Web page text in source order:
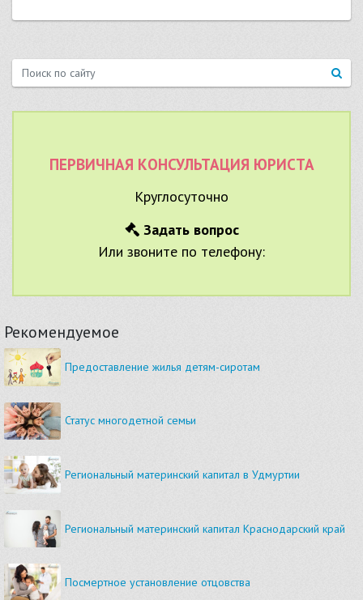
ПЕРВИЧНАЯ КОНСУЛЬТАЦИЯ ЮРИСТА
Круглосуточно
Задать вопрос
Или звоните по телефону:
Рекомендуемое
Предоставление жилья детям-сиротам
Статус многодетной семьи
Региональный материнский капитал в Удмуртии
Региональный материнский капитал Краснодарский край
Посмертное установление отцовства